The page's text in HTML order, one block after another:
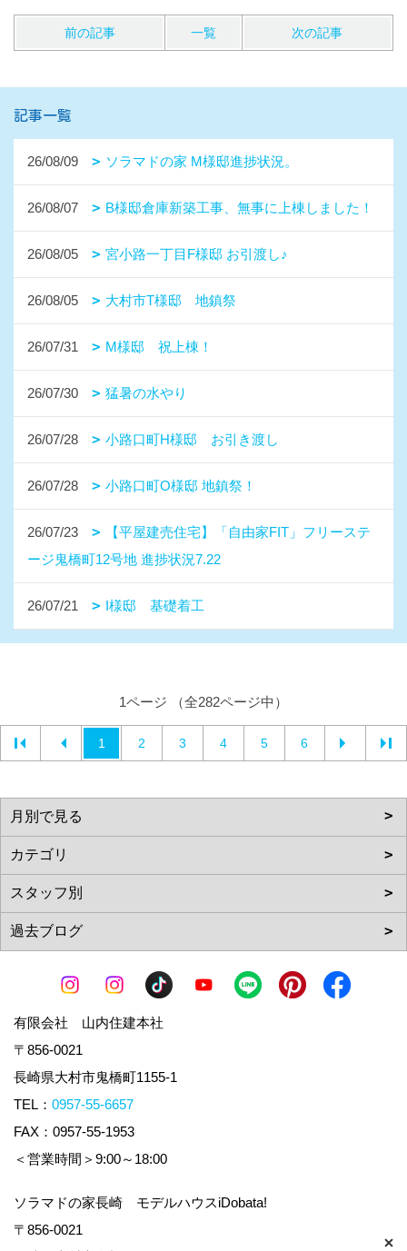
前の記事 一覧 次の記事
記事一覧
26/08/09 ソラマドの家 M様邸進捗状況。
26/08/07 B様邸倉庫新築工事、無事に上棟しました！
26/08/05 宮小路一丁目F様邸 お引渡し♪
26/08/05 大村市T様邸 地鎮祭
26/07/31 M様邸 祝上棟！
26/07/30 猛暑の水やり
26/07/28 小路口町H様邸 お引き渡し
26/07/28 小路口町O様邸 地鎮祭！
26/07/23
【平屋建売住宅】「自由家FIT」フリーステ
ージ鬼橋町12号地 進捗状況7.22
26/07/21 I様邸 基礎着工
1ページ （全282ページ中）
1 2 3 4 5 6
有限会社 山内住建本社
〒856-0021
長崎県大村市鬼橋町1155-1
TEL： 0957-55-6657
FAX：0957-55-1953
＜営業時間＞9:00～18:00
ソラマドの家長崎 モデルハウスiDobata!
〒856-0021